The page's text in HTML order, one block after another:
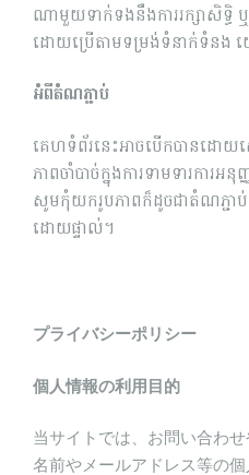
ណាមួយទាក់ទងនឹងការរក្សាសិទ្ធិ
ដោយប្រើតាមទម្រង់ទំនាក់ទំនង
អំពីតំណភ្ជាប់
គេហទំព័រនេះអាចបើកបានដោយ
ភាពចាំបាច់ក្នុងការទាមទារការអ
សូមកុំយករូបភាពក៏ដូចជាតំណភ្ជាប់
ដោយផ្ទាល់។
プライバシーポリシー
個人情報の利用目的
当サイトでは、お問い合わせ
名前やメールアドレス等の